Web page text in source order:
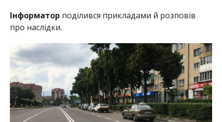
Інформатор поділився прикладами й розповів
про наслідки.